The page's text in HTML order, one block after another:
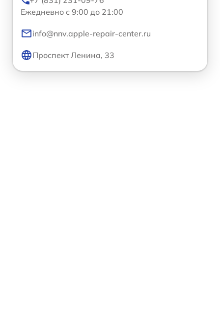
Ежедневно с 9:00 до 21:00
info@nnv.apple-repair-center.ru
Проспект Ленина, 33